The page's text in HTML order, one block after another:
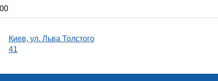
Киев, ул. Льва Толстого
41